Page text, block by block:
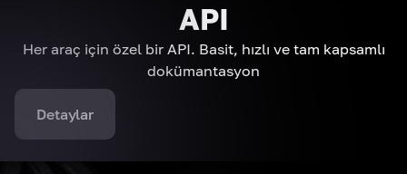
API
Her araç için özel bir API. Basit, hızlı ve tam kapsamlı
dokümantasyon
Detaylar